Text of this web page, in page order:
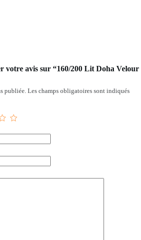
votre avis sur “160/200 Lit Doha Velour
publiée. Les champs obligatoires sont indiqués